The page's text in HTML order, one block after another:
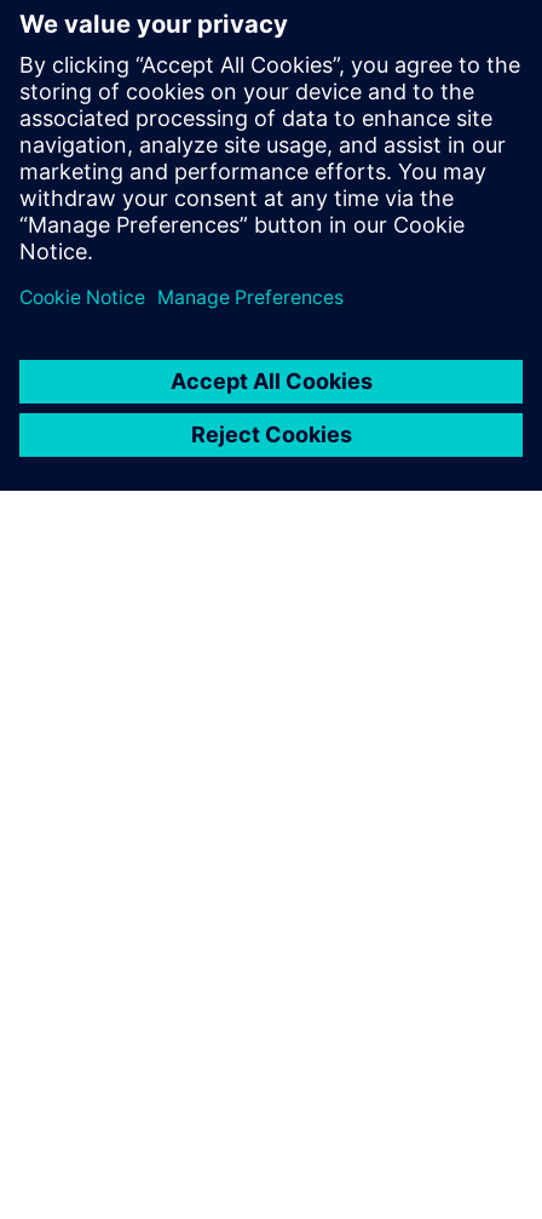
orodja za zgornjo uporabo. Izvedite tudi potrebne funkcije
za avtorstvo aplikacij, če so aplikacije na voljo brez
zahtevanih opisov AUTOSAR.
V primeru, da je treba komponente programske opreme
(SWC) kodirati ročno ali z orodjem, ki ne podpira AUTOSAR,
okolje izvajanja Capital Embedded AR Classic ustvari SWC
API na podlagi navedenega opisa SWC.